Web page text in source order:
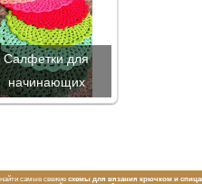
Салфетки для
начинающих
самые свежие схемы для вязания крючком и